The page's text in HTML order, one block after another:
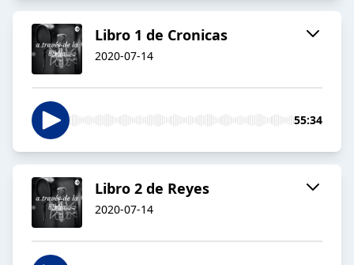
Libro 1 de Cronicas
2020-07-14
55:34
Libro 2 de Reyes
2020-07-14